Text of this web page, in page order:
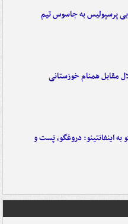
پرسپولیس به جاسوس تیم
مقابل همنام خوزستانی
به اینفانتینو: دروغگو، پَست‌ و